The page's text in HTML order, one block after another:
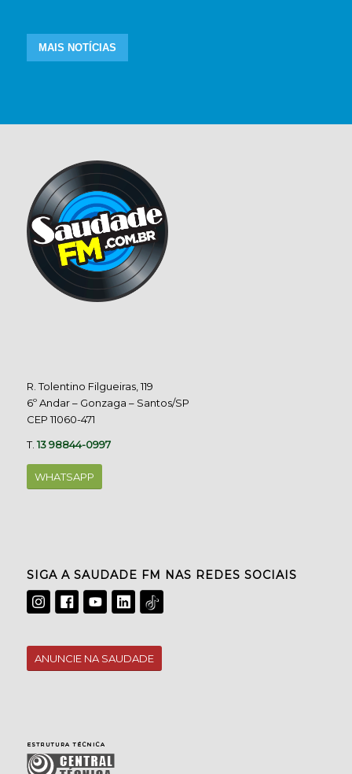
MAIS NOTÍCIAS
R. Tolentino Filgueiras, 119
6º Andar – Gonzaga – Santos/SP
CEP 11060-471
T.13 98844-0997
WHATSAPP
SIGA A SAUDADE FM NAS REDES SOCIAIS
ANUNCIE NA SAUDADE